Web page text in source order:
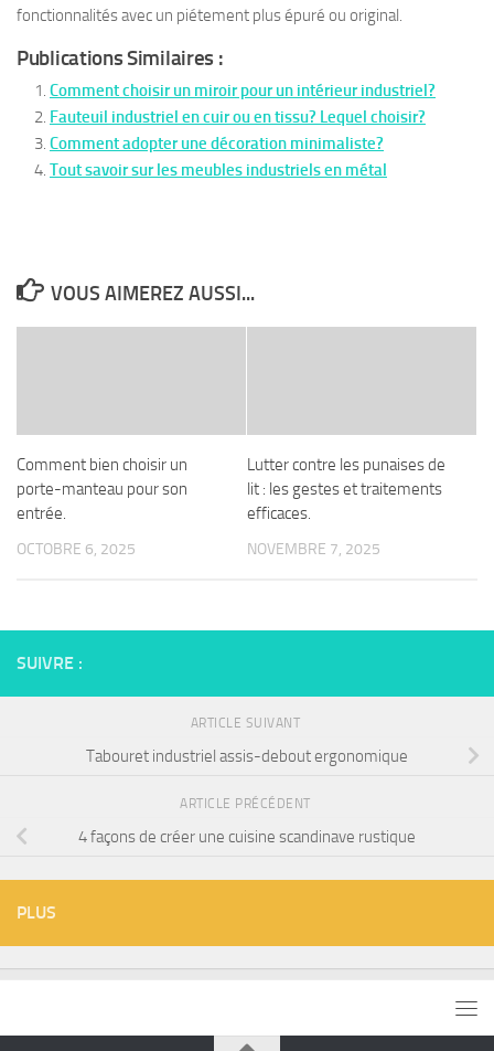
fonctionnalités avec un piétement plus épuré ou original.
Publications Similaires :
Comment choisir un miroir pour un intérieur industriel?
Fauteuil industriel en cuir ou en tissu? Lequel choisir?
Comment adopter une décoration minimaliste?
Tout savoir sur les meubles industriels en métal
VOUS AIMEREZ AUSSI...
Comment bien choisir un
porte-manteau pour son
entrée.
OCTOBRE 6, 2025
Lutter contre les punaises de
lit : les gestes et traitements
efficaces.
NOVEMBRE 7, 2025
SUIVRE :
ARTICLE SUIVANT
Tabouret industriel assis-debout ergonomique
ARTICLE PRÉCÉDENT
4 façons de créer une cuisine scandinave rustique
PLUS